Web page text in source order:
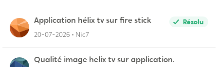
Application hélix tv sur fire stick
Résolu
20-07-2026
Nic7
Qualité image helix tv sur application.